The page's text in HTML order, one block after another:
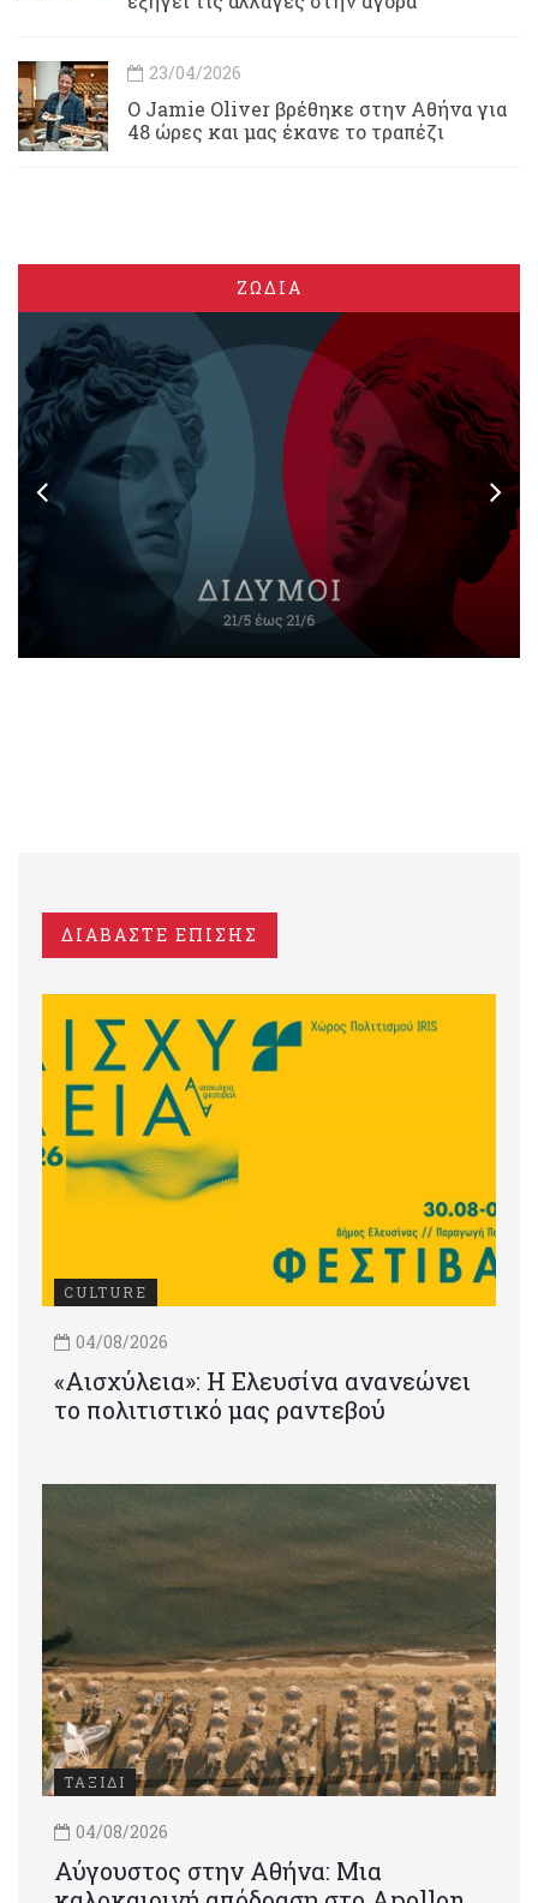
23/04/2026
Ο Jamie Oliver βρέθηκε στην Αθήνα για
48 ώρες και μας έκανε το τραπέζι
ΖΩΔΙΑ
ΔΙΑΒΑΣΤΕ ΕΠΙΣΗΣ
CULTURE
04/08/2026
«Αισχύλεια»: Η Ελευσίνα ανανεώνει
το πολιτιστικό μας ραντεβού
ΤΑΞΙΔΙ
04/08/2026
Αύγουστος στην Αθήνα: Μια